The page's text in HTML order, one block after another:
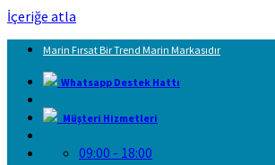
İçeriğe atla
Marin Fırsat Bir Trend Marin Markasıdır
Whatsapp Destek Hattı
Müşteri Hizmetleri
09:00 - 18:00